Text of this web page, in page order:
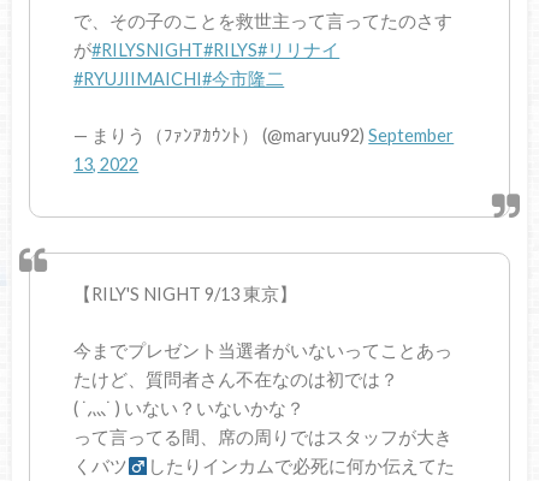
で、その子のことを救世主って言ってたのさす
が#RILYSNIGHT#RILYS#リリナイ
#RYUJIIMAICHI#今市隆二
— まりう（ﾌｧﾝｱｶｳﾝﾄ） (@maryuu92)September
13, 2022
【RILY'S NIGHT 9/13 東京】
今までプレゼント当選者がいないってことあっ
たけど、質問者さん不在なのは初では？
( ˙灬˙ ) いない？いないかな？
って言ってる間、席の周りではスタッフが大き
くバツ‍
したりインカムで必死に何か伝えてた